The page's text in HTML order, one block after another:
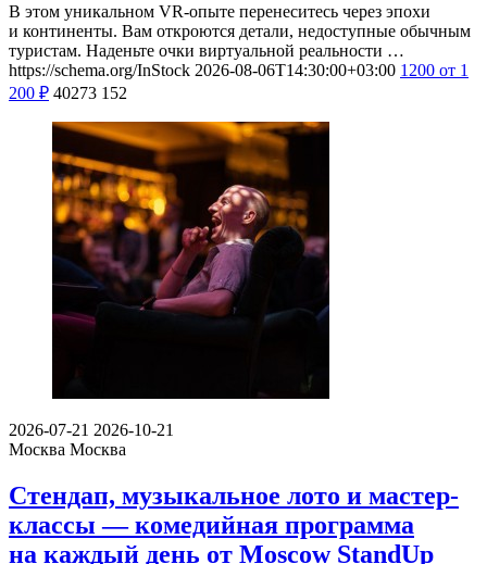
В этом уникальном VR-опыте перенеситесь через эпохи
и континенты. Вам откроются детали, недоступные обычным
туристам. Наденьте очки виртуальной реальности …
https://schema.org/InStock 2026-08-06T14:30:00+03:00 1200 от 1
200 ₽ 40273 152
2026-07-21 2026-10-21
Москва Москва
Стендап, музыкальное лото и мастер-
классы — комедийная программа
на каждый день от Moscow StandUp